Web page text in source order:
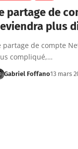
partage de
plus
partage de compte
compliqué,…
Gabriel Foffano13 mars